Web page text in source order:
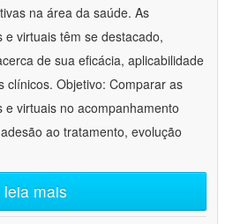
na área da saúde. As
virtuais têm se destacado,
de sua eficácia, aplicabilidade
clínicos. Objetivo: Comparar as
virtuais no acompanhamento
ao tratamento, evolução
leia mais